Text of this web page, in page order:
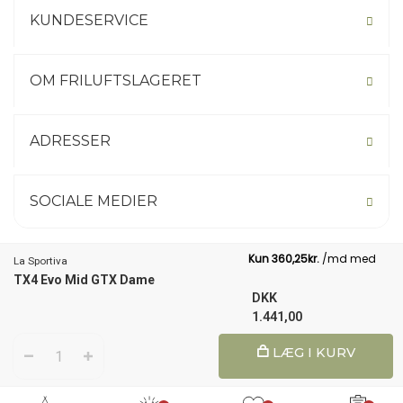
La Sportiva
TX4 Evo Mid GTX Dame
DKK
1.441,00
LÆG I KURV
avanceret såleteknologi og klatreinspireret konstruktion gør den til
KUNDESERVICE
OM FRILUFTSLAGERET
ADRESSER
SOCIALE MEDIER
Not your country? Click here.
1